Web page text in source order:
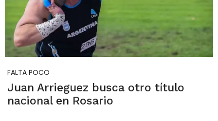
FALTA POCO
Juan Arrieguez busca otro título
nacional en Rosario